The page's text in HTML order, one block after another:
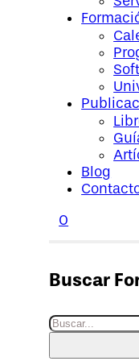
Blog
0
Buscar
Buscar